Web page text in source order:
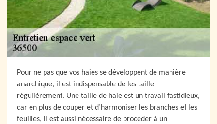
Pour ne pas que vos haies se développent de manière
anarchique, il est indispensable de les tailler
régulièrement. Une taille de haie est un travail fastidieux,
car en plus de couper et d’harmoniser les branches et les
feuilles, il est aussi nécessaire de procéder à un